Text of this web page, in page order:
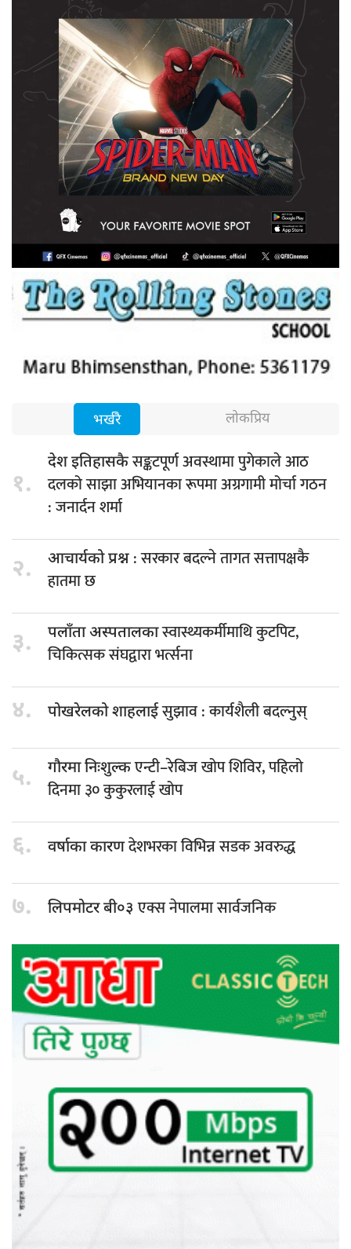
भर्खरै लोकप्रिय
१.
देश इतिहासकैसङ्कटपूर्ण अवस्थामा पुगेकाले आठ
दलको साझा अभियानका रूपमा अग्रगामी मोर्चा गठन
: जनार्दन शर्मा
२. आचार्यको प्रश्न : सरकार बदल्ने तागत सत्तापक्षकै
हातमा छ
३. पलाँता अस्पतालकास्वास्थ्यकर्मीमाथि कुटपिट,
चिकित्सक संघद्वारा भर्त्सना
४. पोखरेलको शाहलाईसुझाव : कार्यशैली बदल्नुस्
५. गौरमा निःशुल्कएन्टी–रेबिज खोप शिविर, पहिलो
दिनमा ३० कुकुरलाई खोप
६. वर्षाका कारणदेशभरका विभिन्न सडक अवरुद्ध
७. लिपमोटर बी०३एक्स नेपालमा सार्वजनिक